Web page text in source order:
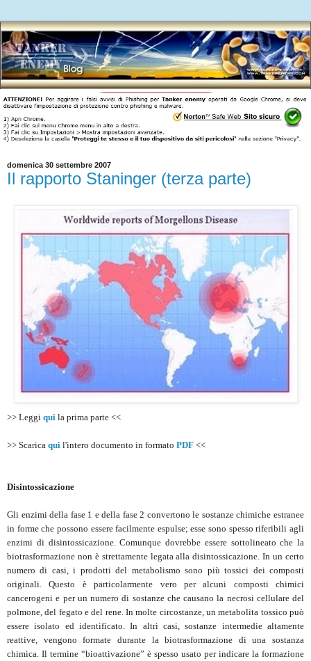
domenica 30 settembre 2007
Il rapporto Staninger (terza parte)
>> Leggi qui la prima parte <<
>> Scarica qui l'intero documento in formato PDF <<
Disintossicazione
Gli enzimi della fase 1 e della fase 2 convertono le sostanze chimiche estranee
in forme che possono essere facilmente espulse; esse sono spesso riferibili agli
enzimi di disintossicazione. Comunque dovrebbe essere sottolineato che la
biotrasformazione non è strettamente legata alla disintossicazione. In un certo
numero di casi, i prodotti del metabolismo sono più tossici dei composti
originali. Questo è particolarmente vero per alcuni composti chimici
cancerogeni e per un numero di sostanze che causano la necrosi cellulare del
polmone, del fegato e del rene. In molte circostanze, un metabolita tossico può
essere isolato ed identificato. In altri casi, sostanze intermedie altamente
reattive, vengono formate durante la biotrasformazione di una sostanza
chimica. Il termine “bioattivazione” è spesso usato per indicare la formazione